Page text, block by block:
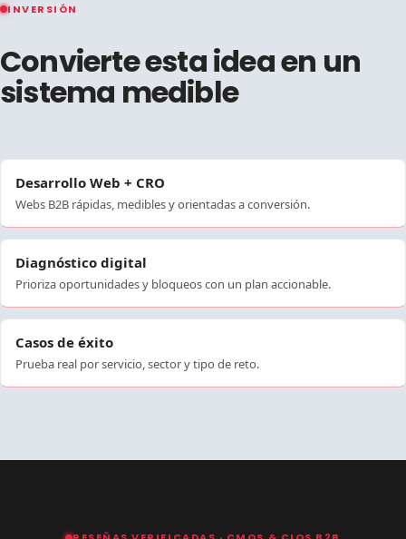
INVERSIÓN
Convierte esta idea en un
sistema medible
Desarrollo Web + CRO
Webs B2B rápidas, medibles y orientadas a conversión.
Diagnóstico digital
Prioriza oportunidades y bloqueos con un plan accionable.
Casos de éxito
Prueba real por servicio, sector y tipo de reto.